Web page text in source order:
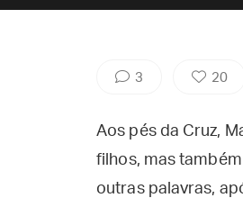
3 20
Aos pés da Cruz,
filhos, mas
outras palavras,